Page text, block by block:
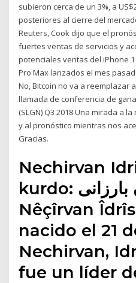
subieron cerca de un 3%, a
posteriores al cierre del
Reuters, Cook dijo que el
fuertes ventas de servicios y
potenciales ventas del iPhone
Pro Max lanzados el mes
No, Bitcoin no va a reemplazar
llamada de conferencia de
(SLGN) Q3 2018 Una mirada a
y al pronóstico mientras nos
Gracias.
Nechirvan
kurdo: نێچیرڤان بارزانی‎ o
Nêçîrvan
nacido el 21
Nechirvan,
fue un líder